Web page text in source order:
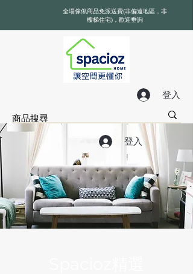
全場傢俬商品免派送費(非偏遠地區，非
樓梯住宅)，歡迎垂詢
登入
登入